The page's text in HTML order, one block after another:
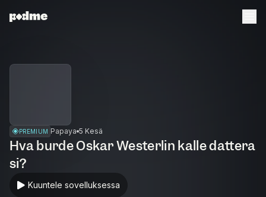
PREMIUM Papaya 5 Kesä
Hva burde Oskar Westerlin kalle dattera
si?
Kuuntele sovelluksessa